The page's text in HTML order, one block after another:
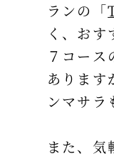
ランの「
く、おす
７コース
あります
ンマサラ
また、気